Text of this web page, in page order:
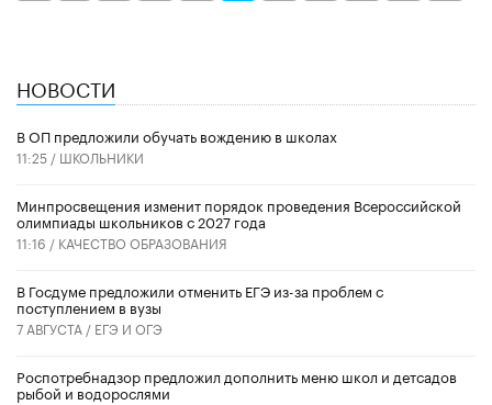
НОВОСТИ
В ОП предложили обучать вождению в школах
11:25 / ШКОЛЬНИКИ
Минпросвещения изменит порядок проведения Всероссийской
олимпиады школьников с 2027 года
11:16 / КАЧЕСТВО ОБРАЗОВАНИЯ
В Госдуме предложили отменить ЕГЭ из-за проблем с
поступлением в вузы
7 АВГУСТА / ЕГЭ И ОГЭ
Роспотребнадзор предложил дополнить меню школ и детсадов
рыбой и водорослями